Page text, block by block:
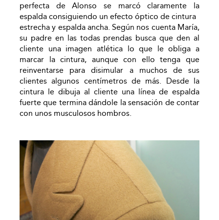
perfecta de Alonso se marcó claramente la
espalda consiguiendo un efecto óptico de cintura
estrecha y espalda ancha. Según nos cuenta María,
su padre en las todas prendas busca que den al
cliente una imagen atlética lo que le obliga a
marcar la cintura, aunque con ello tenga que
reinventarse para disimular a muchos de sus
clientes algunos centímetros de más. Desde la
cintura le dibuja al cliente una línea de espalda
fuerte que termina dándole la sensación de contar
con unos musculosos hombros.